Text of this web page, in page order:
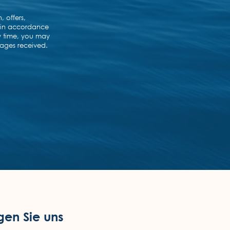
Sie uns